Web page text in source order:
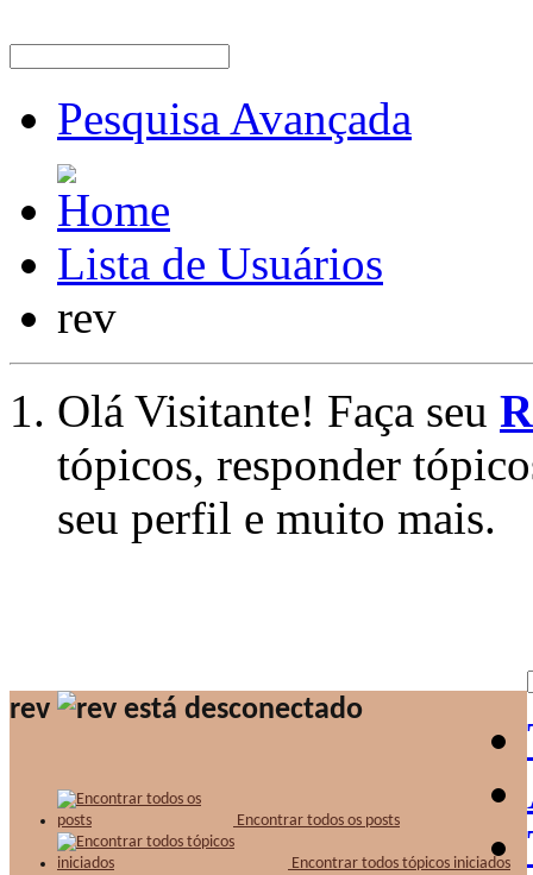
Pesquisa Avançada
Lista de Usuários
rev
Olá Visitante! Faça seu
tópicos, responder
seu perfil e muito mais.
rev
Encontrar todos os posts
Encontrar todos tópicos iniciados